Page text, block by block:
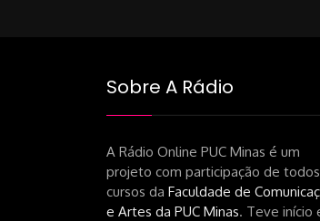
Sobre A Rádio
A Rádio Online PUC Minas é um
projeto com participação de
cursos da Faculdade de
e Artes da PUC Minas. Teve início